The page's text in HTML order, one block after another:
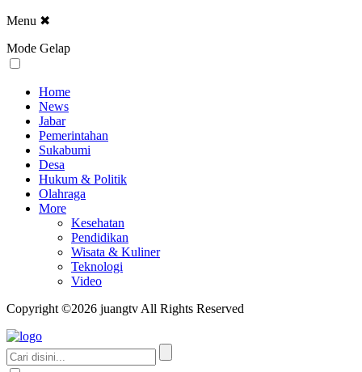
Menu ✖
Mode Gelap
Home
News
Jabar
Pemerintahan
Sukabumi
Desa
Hukum & Politik
Olahraga
More
Kesehatan
Pendidikan
Wisata & Kuliner
Teknologi
Video
Copyright ©2026 juangtv All Rights Reserved